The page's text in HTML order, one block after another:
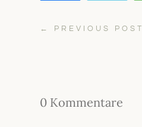
← PREVIOUS POST
0 Kommentare